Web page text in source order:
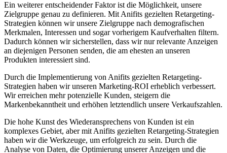
Ein‌ weiterer entscheidender Faktor ist die Möglichkeit,⁤ unsere
Zielgruppe genau zu definieren. Mit Anifits ⁣gezielten ⁢Retargeting-
Strategien können​ wir unsere Zielgruppe nach demografischen
Merkmalen, Interessen und sogar vorherigem Kaufverhalten filtern.
⁤Dadurch können wir sicherstellen, dass wir nur ‌relevante Anzeigen
an diejenigen Personen senden, die am ehesten an⁤ unseren
⁣Produkten ​interessiert sind.
Durch die Implementierung von Anifits gezielten Retargeting-
Strategien haben wir unseren Marketing-ROI erheblich verbessert.
Wir ⁣erreichen mehr potenzielle Kunden, steigern die
Markenbekanntheit und erhöhen letztendlich unsere Verkaufszahlen.
Die ‍hohe ⁣Kunst des Wiederansprechens von Kunden ist ein
komplexes Gebiet, aber mit Anifits gezielten Retargeting-Strategien
haben wir die Werkzeuge, um ‌erfolgreich ⁢zu sein. Durch die
Analyse von Daten, die Optimierung unserer Anzeigen und‍ die